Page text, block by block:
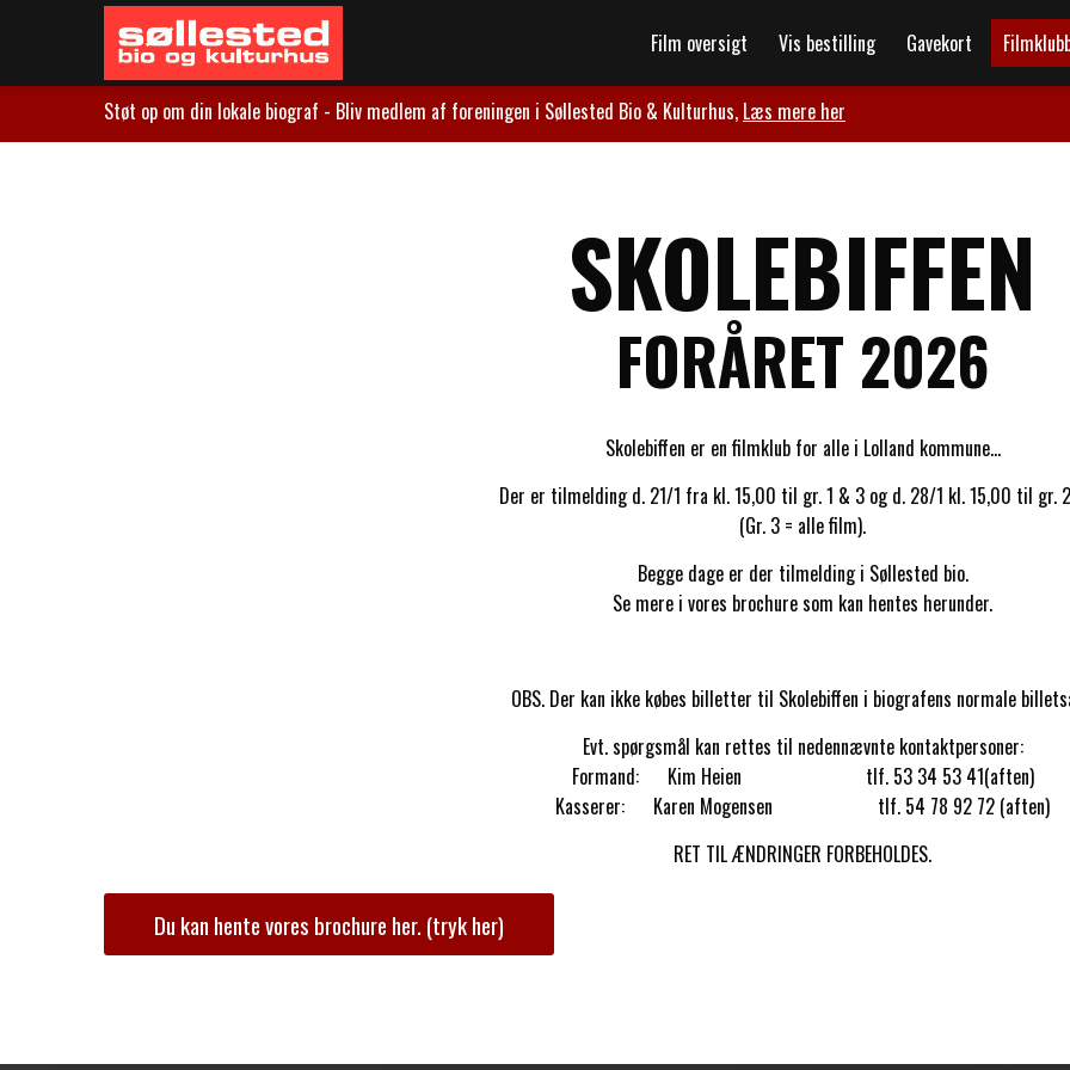
Film oversigt Vis bestilling Gavekort
Støt op om din lokale biograf - Bliv medlem af foreningen i Søllested Bio & Kulturhus, Læs mere her
SKOLEBIFFEN
FORÅRET 2026
Skolebiffen er en filmklub for alle i Lolland kommune...
Der er tilmelding d. 21/1 fra kl. 15,00 til gr. 1 & 3 og d. 28/1 kl. 15,00 til gr.
(Gr. 3 = alle film).
Begge dage er der tilmelding i Søllested bio.
Se mere i vores brochure som kan hentes herunder.
OBS. Der kan ikke købes billetter til Skolebiffen i biografens normale
Evt. spørgsmål kan rettes til nedennævnte kontaktpersoner:
Formand: Kim Heien tlf. 53 34 53 41(aften)
Kasserer: Karen Mogensen tlf. 54 78 92 72 (aften)
RET TIL ÆNDRINGER FORBEHOLDES.
Du kan hente vores brochure her. (tryk her)